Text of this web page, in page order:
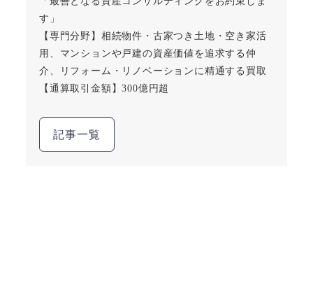
す」
【専門分野】相続物件・古家つき土地・空き家活
用、マンションや戸建の資産価値を追求する仲
介、リフォーム・リノベーションに精通する買取
【通算取引金額】300億円超
記事一覧